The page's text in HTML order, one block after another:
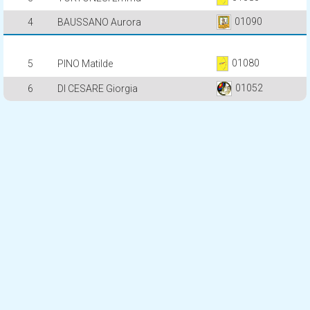
4 BAUSSANO Aurora 01090
5 PINO Matilde 01080
6 DI CESARE Giorgia 01052